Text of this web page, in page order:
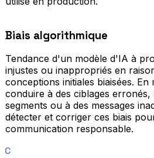
Biais algorithmique
Tendance d'un modèle d'IA à
injustes ou inappropriés en
conceptions initiales biaisées.
conduire à des ciblages
segments ou à des messages
détecter et corriger ces biais
communication responsable.
C